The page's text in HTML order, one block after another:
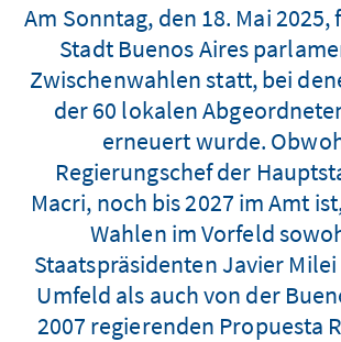
Am Sonntag, den 18. Mai
Stadt Buenos Aires
Zwischenwahlen statt, bei
der 60 lokalen
erneuert wurde.
Regierungschef der
Macri, noch bis 2027 im Amt
Wahlen im Vorfeld
Staatspräsidenten Javier
Umfeld als auch von der
2007 regierenden Propuesta